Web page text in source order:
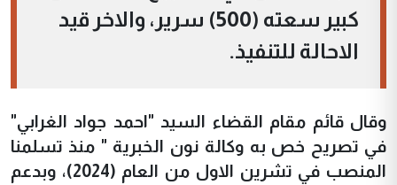
كبير سعته (500) سرير، والاخر قيد
الاحالة للتنفيذ.
وقال قائم مقام القضاء السيد "احمد جواد الغرابي"
في تصريح خص به وكالة نون الخبرية " منذ تسلمنا
المنصب في تشرين الاول من العام (2024)، وبدعم